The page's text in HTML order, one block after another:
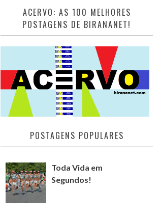
ACERVO: AS 100 MELHORES
POSTAGENS DE BIRANANET!
POSTAGENS POPULARES
Toda Vida em
Segundos!